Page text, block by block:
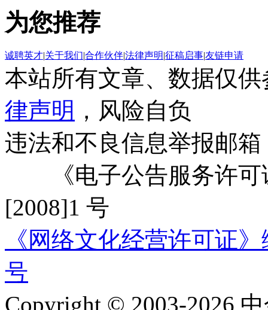
为您推荐
诚聘英才|关于我们|合作伙伴|法律声明|征稿启事|友链申请
本站所有文章、数据仅
律声明 ，风险自负
违法和不良信息举报邮箱
《电子公告服务许可
[2008]1 号
《网络文化经营许可证
号
Copyright © 2003-2026